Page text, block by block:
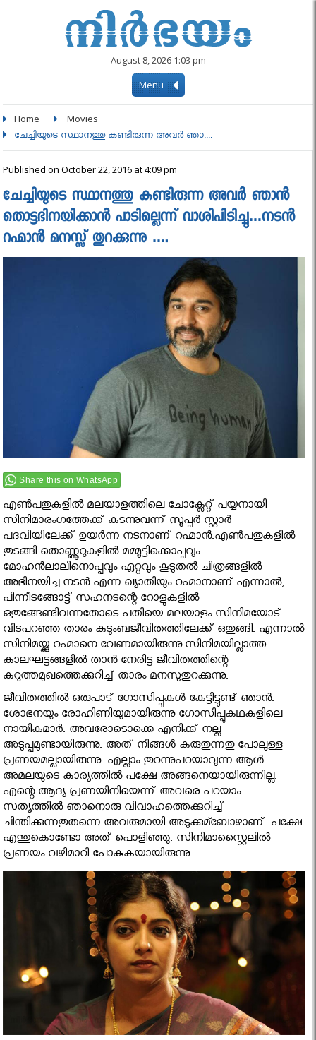
August 8, 2026 1:03 pm
Menu
Home Movies
ചേച്ചിയുടെ സ്ഥാനത്തു കണ്ടിരുന്ന അവര്‍ ഞാ....
Published on October 22, 2016 at 4:09 pm
ചേച്ചിയുടെ സ്ഥാനത്തു കണ്ടിരുന്ന അവര്‍ ഞാന്‍
തൊട്ടഭിനയിക്കാന്‍ പാടില്ലെന്ന് വാശിപിടിച്ചു…നടന്‍
റഹ്മാന്‍ മനസ്സ് തുറക്കുന്നു ….
Share this on WhatsApp
എണ്‍പതുകളില്‍ മലയാളത്തിലെ ചോക്ലേറ്റ് പയ്യനായി
സിനിമാരംഗത്തേക്ക് കടന്നുവന്ന് സൂപ്പര്‍ സ്റ്റാര്‍
പദവിയിലേക്ക് ഉയര്‍ന്ന നടനാണ് റഹ്മാന്‍.എണ്‍പതുകളില്‍
തുടങ്ങി തൊണ്ണൂറുകളില്‍ മമ്മൂട്ടിക്കൊപ്പവും
മോഹന്‍ലാലിനൊപ്പവും ഏറ്റവും കൂടുതല്‍ ചിത്രങ്ങളില്‍
അഭിനയിച്ച നടന്‍ എന്ന ഖ്യാതിയും റഹ്മാനാണ്.എന്നാല്‍,
പിന്നീടങ്ങോട്ട് സഹനടന്റെ റോളുകളില്‍
ഒതുങ്ങേണ്ടിവന്നതോടെ പതിയെ മലയാളം സിനിമയോട്
വിടപറഞ്ഞ താരം കുടുംബജീവിതത്തിലേക്ക് ഒതുങ്ങി. എന്നാല്‍
സിനിമയ്ക്കു റഹ്മാനെ വേണമായിരുന്നു.സിനിമയില്ലാത്ത
കാലഘട്ടങ്ങളില്‍ താന്‍ നേരിട്ട ജീവിതത്തിന്റെ
കറുത്തമുഖത്തെക്കുറിച്ച് താരം മനസുതുറക്കുന്നു.
ജീവിതത്തില്‍ ഒരുപാട് ഗോസിപ്പുകള്‍ കേട്ടിട്ടുണ്ട് ഞാന്‍.
ശോഭനയും രോഹിണിയുമായിരുന്നു ഗോസിപ്പുകഥകളിലെ
നായികമാര്‍. അവരോടൊക്കെ എനിക്ക് നല്ല
അടുപ്പമുണ്ടായിരുന്നു. അത് നിങ്ങള്‍ കരുതുന്നതു പോലുള്ള
പ്രണയമല്ലായിരുന്നു. എല്ലാം തുറന്നുപറയാവുന്ന ആള്‍.
അമലയുടെ കാര്യത്തില്‍ പക്ഷേ അങ്ങനെയായിരുന്നില്ല.
എന്റെ ആദ്യ പ്രണയിനിയെന്ന് അവരെ പറയാം.
സത്യത്തില്‍ ഞാനൊരു വിവാഹത്തെക്കുറിച്ച്‌
ചിന്തിക്കുന്നതുതന്നെ അവരുമായി അടുക്കുമ്ബോഴാണ്. പക്ഷേ
എന്തുകൊണ്ടോ അത് പൊളിഞ്ഞു. സിനിമാസ്റ്റൈലില്‍
പ്രണയം വഴിമാറി പോകുകയായിരുന്നു.